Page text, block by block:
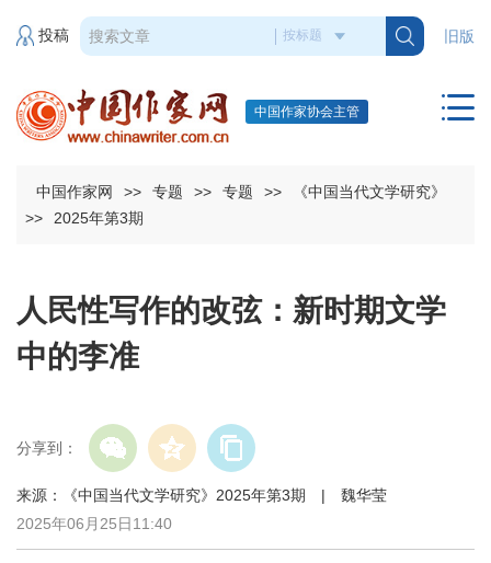
旧版
投稿
中国作家协会主管
中国作家网 >> 专题 >> 专题 >>
《中国当代文学研究》
>>
2025年第3期
人民性写作的改弦：新时期文学
中的李准
分享到：
来源：《中国当代文学研究》2025年第3期 | 魏华莹
2025年06月25日11:40